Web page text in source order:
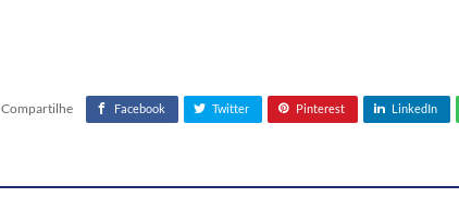
Compartilhe Facebook Twitter Pinterest LinkedIn